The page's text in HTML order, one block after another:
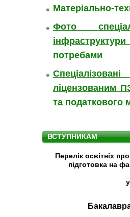
Матеріально-
Фото
потребами
ліцензованим
та податкового
ВСТУПНИКАМ
Перелік освітніх
підготовка на